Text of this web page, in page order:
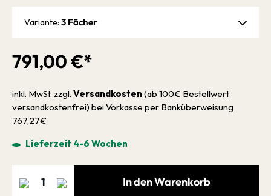
791,00 €*
inkl. MwSt. zzgl. Versandkosten (ab 100€ Bestellwert
versandkostenfrei) bei Vorkasse per Banküberweisung
767,27€
Lieferzeit 4-6 Wochen
Variante: 3 Fächer
In den Warenkorb